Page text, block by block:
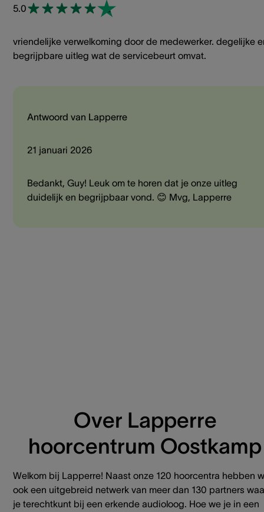
5.0
vriendelijke verwelkoming door de medewerker. degelijke
begrijpbare uitleg wat de servicebeurt omvat.
Antwoord van Lapperre
21 januari 2026
Bedankt, Guy! Leuk om te horen dat je onze uitleg
duidelijk en begrijpbaar vond. 😊 Mvg, Lapperre
Over Lapperre
hoorcentrum Oostkamp
Welkom bij Lapperre! Naast onze 120 hoorcentra hebben
ook een uitgebreid netwerk van meer dan 130 partners
je terechtkunt bij een erkende audioloog. Hoe we je in een